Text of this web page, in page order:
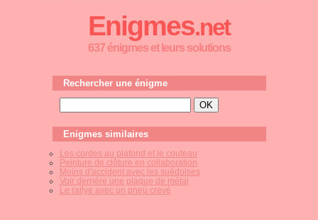
Enigmes.net
637 énigmes et leurs solutions
Rechercher une énigme
Enigmes similaires
Les cordes au plafond et le couteau
Peinture de clôture en collaboration
Moins d'accident avec les suédoises
Voir derrière une plaque de métal
Le rallye avec un pneu crevé